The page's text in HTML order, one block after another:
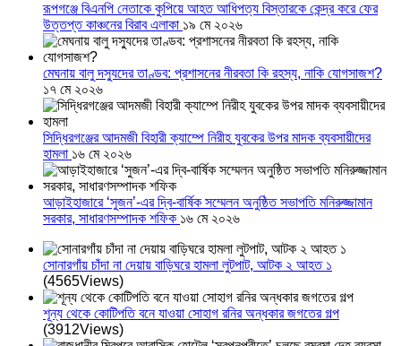
রূপগঞ্জে বিএনপি নেতাকে কুপিয়ে আহত আধিপত্য বিস্তারকে কেন্দ্র করে ফের
উত্তপ্ত কাঞ্চনের বিরাব এলাকা ১৯ মে ২০২৬
মেঘনায় বালু দস্যুদের তাণ্ডব: প্রশাসনের নীরবতা কি রহস্য, নাকি যোগসাজশ?
১৭ মে ২০২৬
সিদ্ধিরগঞ্জের আদমজী বিহারী ক্যাম্পে নিরীহ যুবকের উপর মাদক ব্যবসায়ীদের
হামলা ১৬ মে ২০২৬
আড়াইহাজারে ‘সুজন’-এর দ্বি-বার্ষিক সম্মেলন অনুষ্ঠিত সভাপতি মনিরুজ্জামান
সরকার, সাধারণসম্পাদক শফিক ১৬ মে ২০২৬
সোনারগাঁয় চাঁদা না দেয়ায় বাড়িঘরে হামলা লুটপাট, আটক ২ আহত ১
(4565Views)
শূন্য থেকে কোটিপতি বনে যাওয়া সোহাগ রনির অন্ধকার জগতের গল্প
(3912Views)